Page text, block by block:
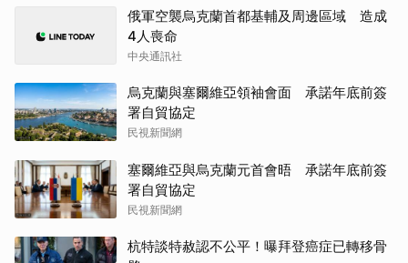
俄軍空襲烏克蘭首都基輔及周邊區域 造成
4人喪命
中央通訊社
烏克蘭與塞爾維亞領袖會面 承諾年底前簽
署自貿協定
民視新聞網
塞爾維亞與烏克蘭元首會晤 承諾年底前簽
署自貿協定
民視新聞網
杭特談特赦認不公平！曝拜登癌症已轉移骨